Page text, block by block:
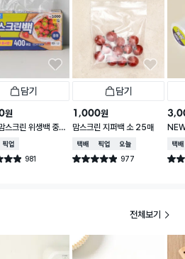
담기
원
스크린 위생백 중형
매장픽업
점 981
건 작성
담기
1,000원
맘스크린 지퍼백 소 25매
택배배송매장픽업오늘배송
별점 4.9점 977
건 작성
50
택배
별점
전체보기